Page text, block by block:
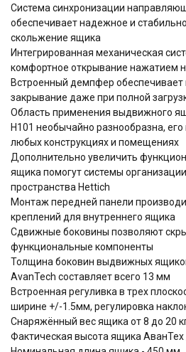
Система синхронизации
обеспечивает надежное и
скольжение ящика
Интегрированная механическая
комфортное открывание нажатием
Встроенный демпфер
закрывание даже при полной
Область применения выдвижного
H101 необычайно разнообразна,
любых конструкциях и помещениях
Дополнительно увеличить
ящика помогут системы
пространства Hettich
Монтаж передней панели
креплений для внутреннего ящика
Сдвижные боковины позволяют
функциональные компоненты
Толщина боковин выдвижных
AvanTech составляет всего 13 мм
Встроенная регуливка в трех
ширине +/-1.5мм, регулировка
Снаряжённый вес ящика от 8 до 20
Фактическая высота ящика